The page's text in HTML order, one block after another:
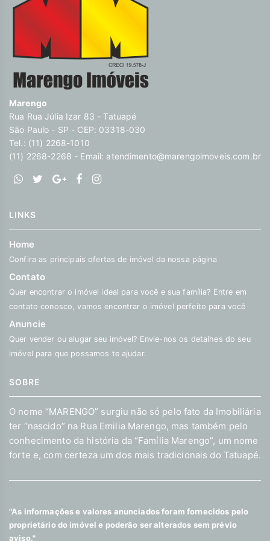
DA AV.CELSO GARCIA E DA RADIAL LESTE , ACESSO DIRETO
BARROS, QUE DÁ ACESSO A VÁRIOS COMÉRCIOS , PONTOS
DE ÔNIBUS , A BANCO DO BRASIL , CAIXA ECONÔMICA,
BRADESCO E ITAÚ, LANCHONETES , RESTAURANTES E
CORREIOS ELEVADOR SOCIAL MARCA ATLAS SCHINDLER
COM CAPACIDADE PARA 12 PESSOAS, JARDIM DE
INCÊNDIO DE MANGUEIRAS E CAIXA D´ÁGUA Descubra o
poder de Transformar seus sonhos em lares e seus
investimentos em oportunidades. Na Marengo Imóveis cada
passo é uma nova jornada, confie em nós para encontrar o
lugar onde sua história irá brilhar.
www.marengoimoveis.com.br 11-99203-8087
Marengo
Rua Rua Júlia Izar 83 - Tatuapé
São Paulo - SP - CEP: 03318-030
Tel.: (11) 2268-1010
(11) 2268-2268 - Email: atendimento@marengoimoveis.com.br
LINKS
Home
Confira as principais ofertas de imóvel da nossa página
Contato
Quer encontrar o imóvel ideal para você e sua família? Entre em
contato conosco, vamos encontrar o imóvel perfeito para você
Anuncie
Quer vender ou alugar seu imóvel? Envie-nos os detalhes do seu
imóvel para que possamos te ajudar.
SOBRE
O nome “MARENGO” surgiu não só pelo fato da Imobiliária
ter “nascido” na Rua Emilia Marengo, mas também pelo
conhecimento da história da “Família Marengo”, um nome
forte e, com certeza um dos mais tradicionais do Tatuapé.
"As informações e valores anunciados foram fornecidos pelo
proprietário do imóvel e poderão ser alterados sem prévio
aviso."